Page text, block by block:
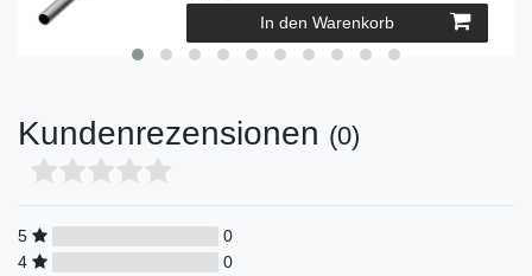
In den Warenkorb
Kundenrezensionen (0)
5
0
4
0